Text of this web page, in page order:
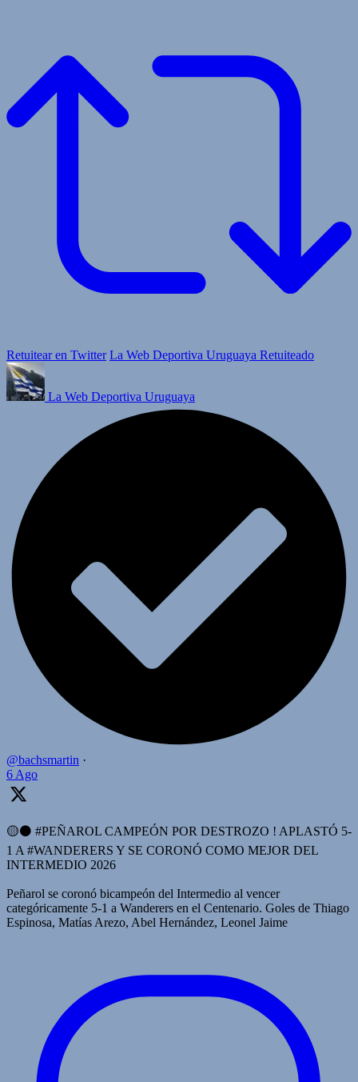
Retuitear en Twitter La Web Deportiva Uruguaya Retuiteado
La Web Deportiva Uruguaya
@bachsmartin ·
6 Ago
🟡⚫️ #PEÑAROL CAMPEÓN POR DESTROZO ! APLASTÓ 5-
1 A #WANDERERS Y SE CORONÓ COMO MEJOR DEL
INTERMEDIO 2026
Peñarol se coronó bicampeón del Intermedio al vencer
categóricamente 5-1 a Wanderers en el Centenario. Goles de Thiago
Espinosa, Matías Arezo, Abel Hernández, Leonel Jaime